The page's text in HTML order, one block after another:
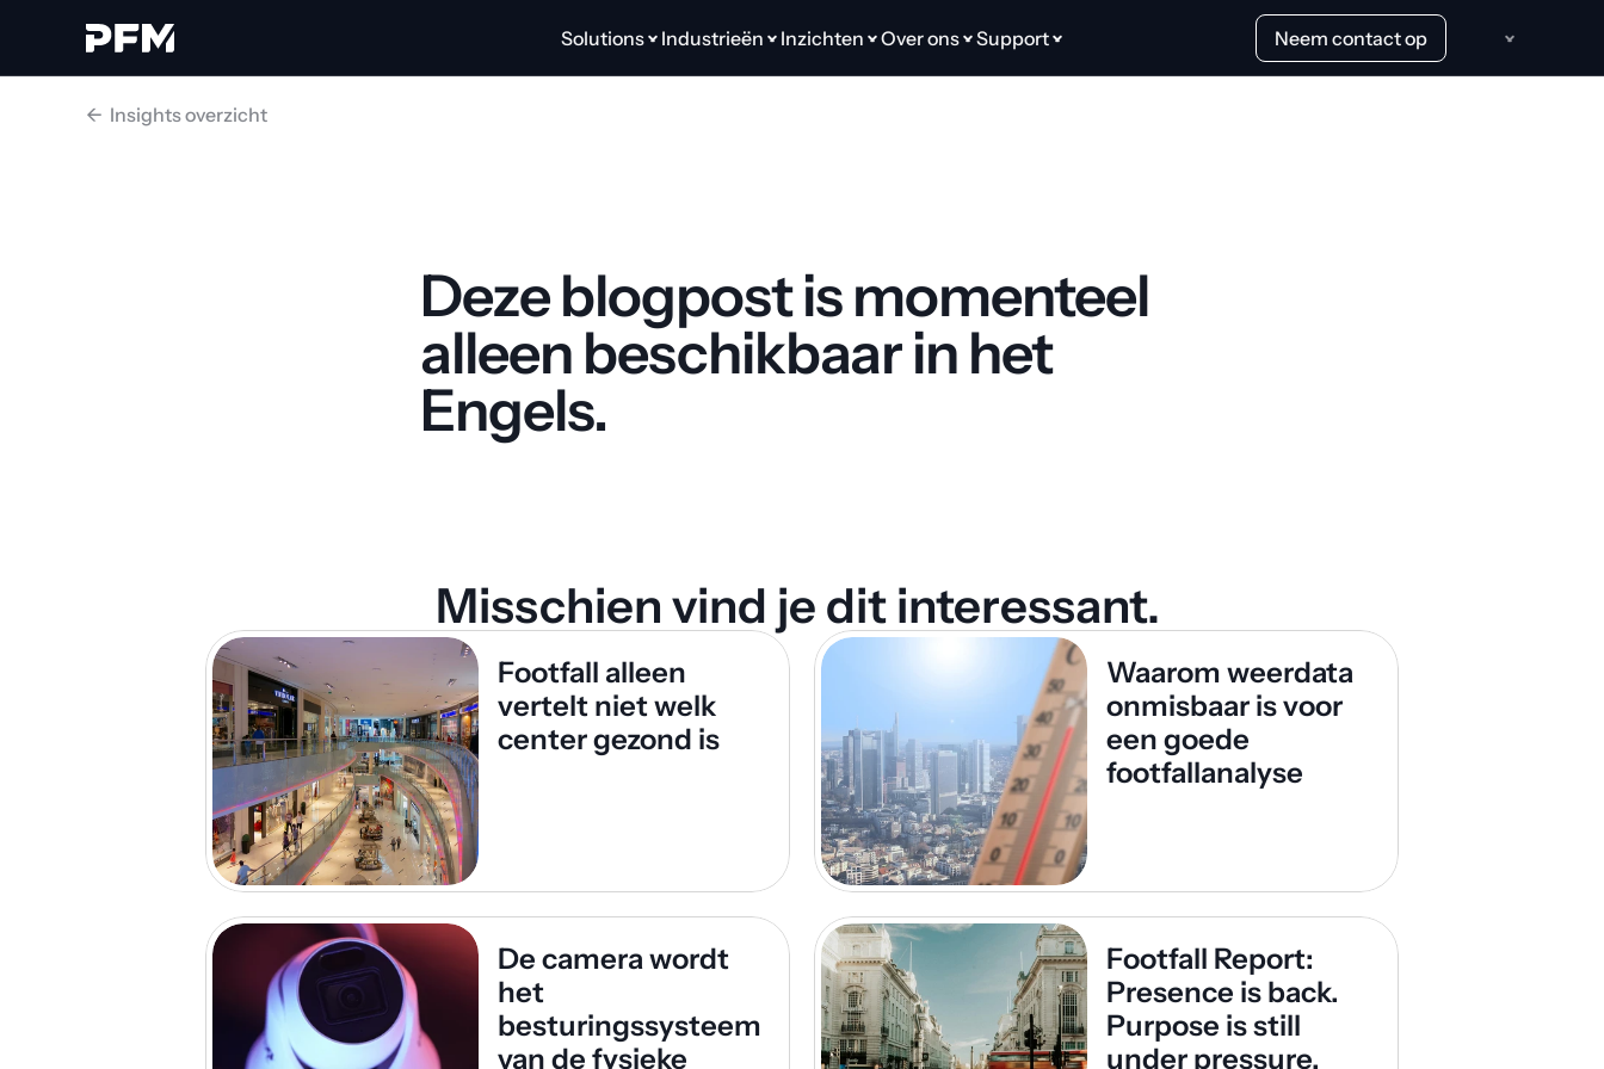
Solutions Industrieën Inzichten Over ons Support Neem contact op
<-  Insights overzicht
Deze blogpost is momenteel
alleen beschikbaar in het
Engels.
Misschien vind je dit interessant.
Footfall alleen
vertelt niet welk
center gezond is
Waarom weerdata
onmisbaar is voor
een goede
footfallanalyse
De camera wordt
het
besturingssysteem
van de fysieke
Footfall Report:
Presence is back.
Purpose is still
under pressure.